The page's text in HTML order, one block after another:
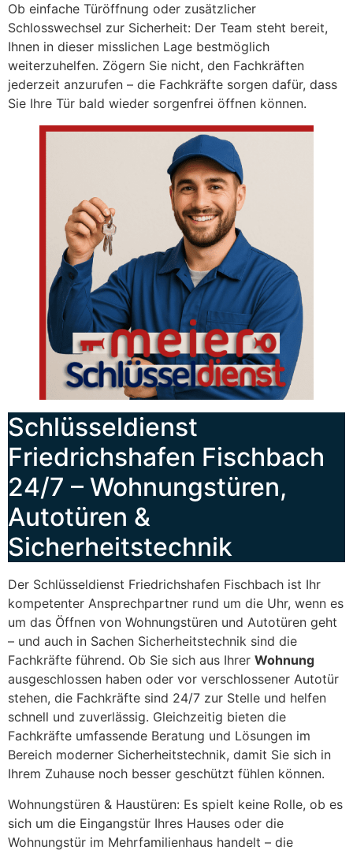
Ob einfache Türöffnung oder zusätzlicher
Schlosswechsel zur Sicherheit: Der Team steht bereit,
Ihnen in dieser misslichen Lage bestmöglich
weiterzuhelfen. Zögern Sie nicht, den Fachkräften
jederzeit anzurufen – die Fachkräfte sorgen dafür, dass
Sie Ihre Tür bald wieder sorgenfrei öffnen können.
Schlüsseldienst
Friedrichshafen Fischbach
24/7 – Wohnungstüren,
Autotüren &
Sicherheitstechnik
Der Schlüsseldienst Friedrichshafen Fischbach ist Ihr
kompetenter Ansprechpartner rund um die Uhr, wenn es
um das Öffnen von Wohnungstüren und Autotüren geht
– und auch in Sachen Sicherheitstechnik sind die
Fachkräfte führend. Ob Sie sich aus Ihrer Wohnung
ausgeschlossen haben oder vor verschlossener Autotür
stehen, die Fachkräfte sind 24/7 zur Stelle und helfen
schnell und zuverlässig. Gleichzeitig bieten die
Fachkräfte umfassende Beratung und Lösungen im
Bereich moderner Sicherheitstechnik, damit Sie sich in
Ihrem Zuhause noch besser geschützt fühlen können.
Wohnungstüren & Haustüren: Es spielt keine Rolle, ob es
sich um die Eingangstür Ihres Hauses oder die
Wohnungstür im Mehrfamilienhaus handelt – die